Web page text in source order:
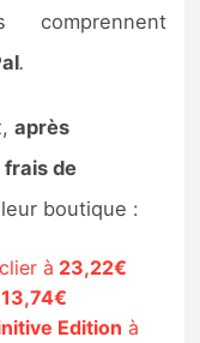
.
après
frais de
boutique :
à 23,22€
13,74€
Edition à